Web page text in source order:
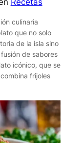
culinaria
que no solo
de la isla sino
de sabores
icónico, que se
frijoles